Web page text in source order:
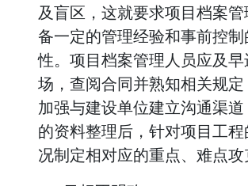
及盲区，这就要求项目档案
备一定的管理经验和事前控
性。项目档案管理人员应及
场，查阅合同并熟知相关规定
加强与建设单位建立沟通渠
的资料整理后，针对项目工
况制定相对应的重点、难点攻